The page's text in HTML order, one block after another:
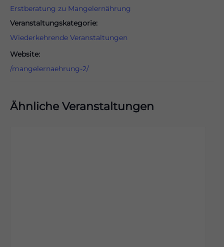
Erstberatung zu Mangelernährung
Veranstaltungskategorie:
Wiederkehrende Veranstaltungen
Website:
/mangelernaehrung-2/
Ähnliche Veranstaltungen